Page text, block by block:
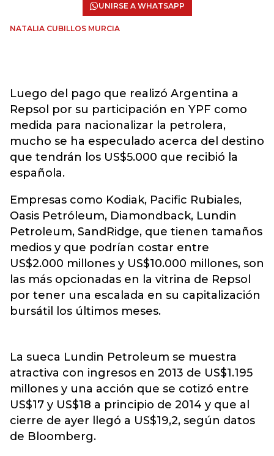
UNIRSE A WHATSAPP
NATALIA CUBILLOS MURCIA
Luego del pago que realizó Argentina a
Repsol por su participación en YPF como
medida para nacionalizar la petrolera,
mucho se ha especulado acerca del destino
que tendrán los US$5.000 que recibió la
española.
Empresas como Kodiak, Pacific Rubiales,
Oasis Petróleum, Diamondback, Lundin
Petroleum, SandRidge, que tienen tamaños
medios y que podrían costar entre
US$2.000 millones y US$10.000 millones, son
las más opcionadas en la vitrina de Repsol
por tener una escalada en su capitalización
bursátil los últimos meses.
La sueca Lundin Petroleum se muestra
atractiva con ingresos en 2013 de US$1.195
millones y una acción que se cotizó entre
US$17 y US$18 a principio de 2014 y que al
cierre de ayer llegó a US$19,2, según datos
de Bloomberg.